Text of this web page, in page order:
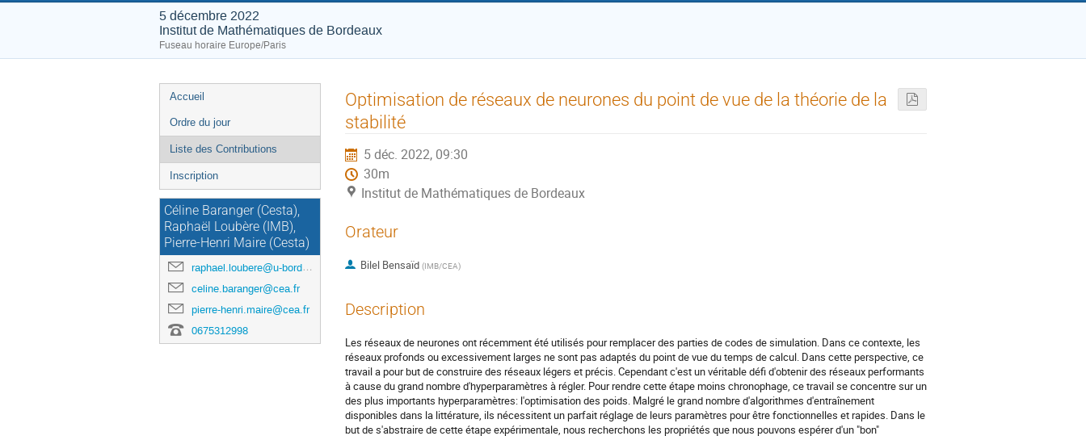
5 décembre 2022
Institut de Mathématiques de Bordeaux
Fuseau horaire Europe/Paris
Menu
de
l'événement
Accueil
Ordre du jour
Liste des Contributions
Inscription
Céline Baranger (Cesta),
Raphaël Loubère (IMB),
Pierre-Henri Maire (Cesta)
raphael.loubere@u-bordeaux.fr
celine.baranger@cea.fr
pierre-henri.maire@cea.fr
0675312998
Optimisation de réseaux de neurones du point de vue de la théorie de la
stabilité
5 déc. 2022, 09:30
30m
Institut de Mathématiques de Bordeaux
Orateur
Bilel Bensaïd (IMB/CEA)
Description
Les réseaux de neurones ont récemment été utilisés pour remplacer des parties de codes de simulation. Dans ce contexte, les
réseaux profonds ou excessivement larges ne sont pas adaptés du point de vue du temps de calcul. Dans cette perspective, ce
travail a pour but de construire des réseaux légers et précis. Cependant c'est un véritable défi d'obtenir des réseaux performants
à cause du grand nombre d'hyperparamètres à régler. Pour rendre cette étape moins chronophage, ce travail se concentre sur un
des plus importants hyperparamètres: l'optimisation des poids. Malgré le grand nombre d'algorithmes d'entraînement
disponibles dans la littérature, ils nécessitent un parfait réglage de leurs paramètres pour être fonctionnelles et rapides. Dans le
but de s'abstraire de cette étape expérimentale, nous recherchons les propriétés que nous pouvons espérer d'un "bon"